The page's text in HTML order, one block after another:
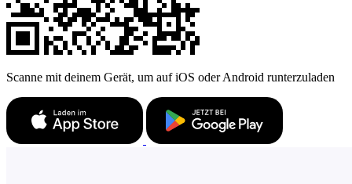
Scanne mit deinem Gerät, um auf iOS oder Android runterzuladen